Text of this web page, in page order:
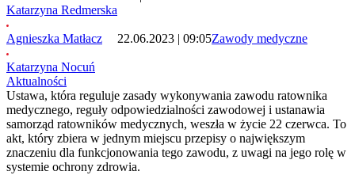
Katarzyna Redmerska
Agnieszka Matłacz
Katarzyna Nocuń
22.06.2023 | 09:05Zawody medyczne
Aktualności
Ustawa, która reguluje zasady wykonywania zawodu ratownika
medycznego, reguły odpowiedzialności zawodowej i ustanawia
samorząd ratowników medycznych, weszła w życie 22 czerwca. To
akt, który zbiera w jednym miejscu przepisy o największym
znaczeniu dla funkcjonowania tego zawodu, z uwagi na jego rolę w
systemie ochrony zdrowia.